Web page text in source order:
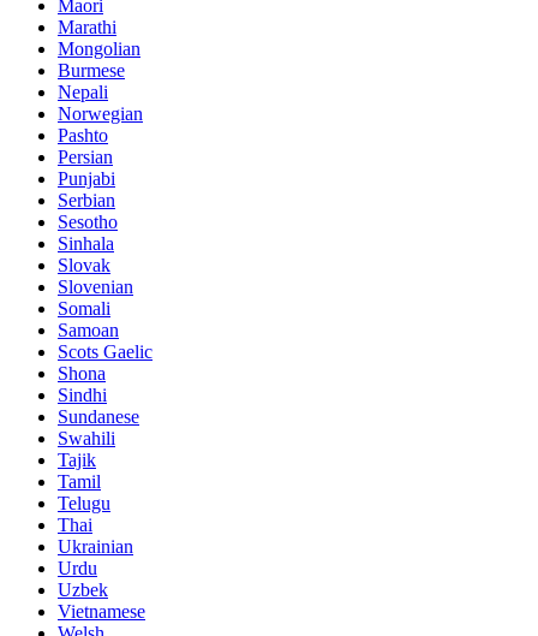
Maori
Marathi
Mongolian
Burmese
Nepali
Norwegian
Pashto
Persian
Punjabi
Serbian
Sesotho
Sinhala
Slovak
Slovenian
Somali
Samoan
Scots Gaelic
Shona
Sindhi
Sundanese
Swahili
Tajik
Tamil
Telugu
Thai
Ukrainian
Urdu
Uzbek
Vietnamese